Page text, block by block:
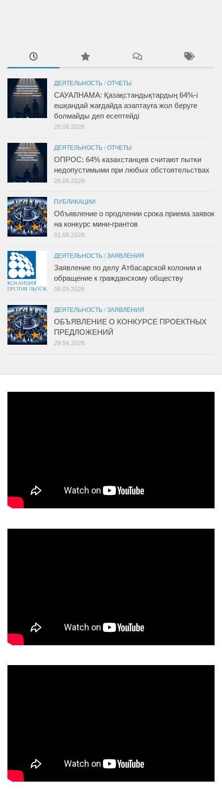
ДЕЯТЕЛЬНОСТЬ / ОТЧЕТЫ
САУАЛНАМА: Қазақстандықтардың 64%-і
ешқандай жағдайда азаптауға жол беруге
болмайды деп есептейді
26.06.2026
ДЕЯТЕЛЬНОСТЬ / ОТЧЕТЫ
ОПРОС: 64% казахстанцев считают пытки
недопустимыми при любых обстоятельствах
26.06.2026
ПУБЛИКАЦИИ
Объявление о продлении срока приема заявок
на конкурс мини-грантов
01.06.2026
ДЕЯТЕЛЬНОСТЬ / ЗАЯВЛЕНИЯ
Заявление по делу Атбасарской колонии и
обращение к гражданскому обществу
06.05.2026
ДЕЯТЕЛЬНОСТЬ / ЗАЯВЛЕНИЯ
ОБЪЯВЛЕНИЕ О КОНКУРСЕ ПРОЕКТНЫХ
ПРЕДЛОЖЕНИЙ
29.04.2026